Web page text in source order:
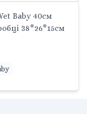
Baby 40см
38*26*15cм